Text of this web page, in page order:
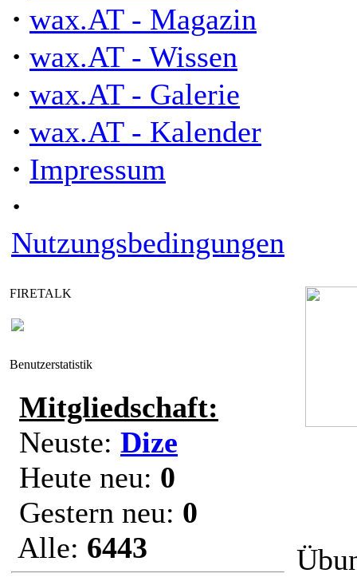
· wax.AT - Magazin
· wax.AT - Wissen
· wax.AT - Galerie
· wax.AT - Kalender
· Impressum
·
Nutzungsbedingungen
FIRETALK
Benutzerstatistik
Mitgliedschaft:
Neuste: Dize
Heute neu: 0
Gestern neu: 0
Alle: 6443